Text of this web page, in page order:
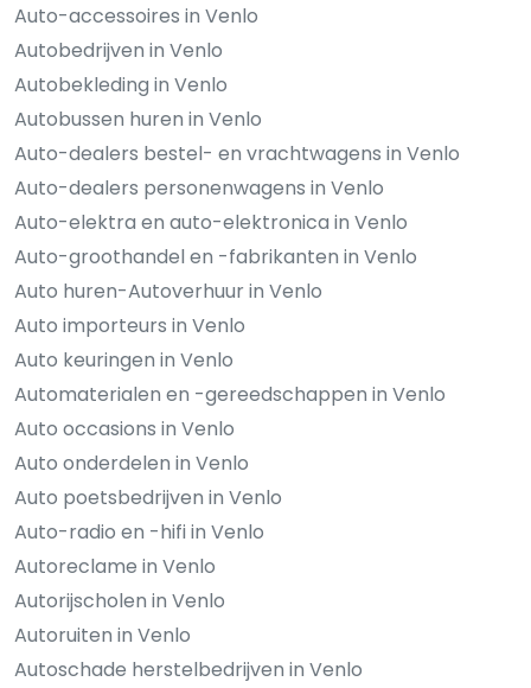
Auto-accessoires in Venlo
Autobedrijven in Venlo
Autobekleding in Venlo
Autobussen huren in Venlo
Auto-dealers bestel- en vrachtwagens in Venlo
Auto-dealers personenwagens in Venlo
Auto-elektra en auto-elektronica in Venlo
Auto-groothandel en -fabrikanten in Venlo
Auto huren-Autoverhuur in Venlo
Auto importeurs in Venlo
Auto keuringen in Venlo
Automaterialen en -gereedschappen in Venlo
Auto occasions in Venlo
Auto onderdelen in Venlo
Auto poetsbedrijven in Venlo
Auto-radio en -hifi in Venlo
Autoreclame in Venlo
Autorijscholen in Venlo
Autoruiten in Venlo
Autoschade herstelbedrijven in Venlo